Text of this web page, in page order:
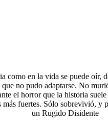
como en la vida se puede oír,
que no pudo adaptarse. No
el horror que la historia
más fuertes. Sólo sobrevivió, y
un Rugido Disidente